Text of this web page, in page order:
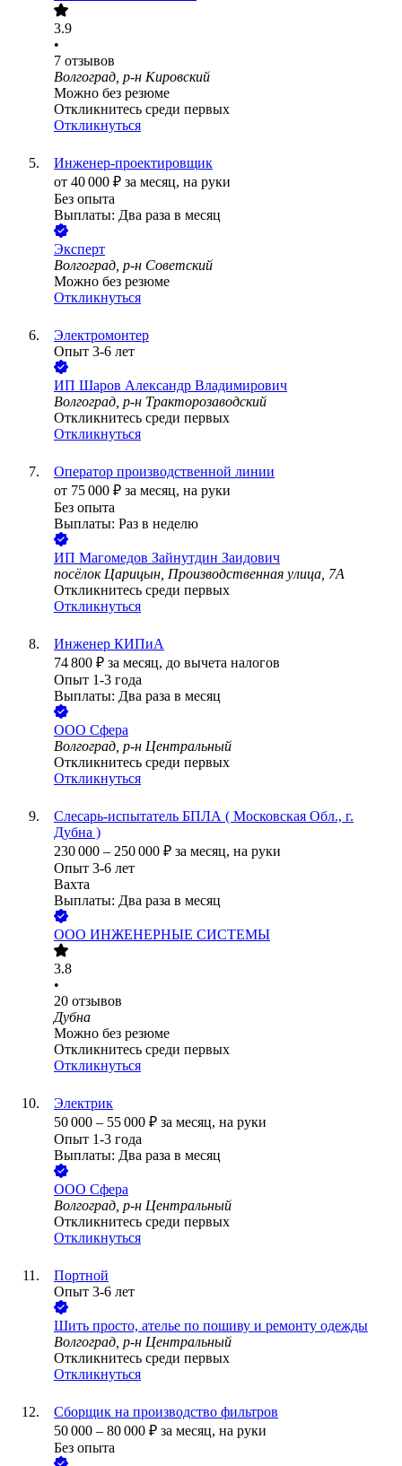
3.9
•
7 отзывов
Волгоград, р-н Кировский
Можно без резюме
Откликнитесь среди первых
Откликнуться
Инженер-проектировщик
от 40 000 ₽ за месяц, на руки
Без опыта
Выплаты: Два раза в месяц
Эксперт
Волгоград, р-н Советский
Можно без резюме
Откликнуться
Электромонтер
Опыт 3-6 лет
ИП Шаров Александр Владимирович
Волгоград, р-н Тракторозаводский
Откликнитесь среди первых
Откликнуться
Оператор производственной линии
от 75 000 ₽ за месяц, на руки
Без опыта
Выплаты: Раз в неделю
ИП Магомедов Зайнутдин Заидович
посёлок Царицын, Производственная улица, 7А
Откликнитесь среди первых
Откликнуться
Инженер КИПиА
74 800 ₽ за месяц, до вычета налогов
Опыт 1-3 года
Выплаты: Два раза в месяц
ООО Сфера
Волгоград, р-н Центральный
Откликнитесь среди первых
Откликнуться
Слесарь-испытатель БПЛА ( Московская Обл., г.
Дубна )
230 000 – 250 000 ₽ за месяц, на руки
Опыт 3-6 лет
Вахта
Выплаты: Два раза в месяц
ООО ИНЖЕНЕРНЫЕ СИСТЕМЫ
3.8
•
20 отзывов
Дубна
Можно без резюме
Откликнитесь среди первых
Откликнуться
Электрик
50 000 – 55 000 ₽ за месяц, на руки
Опыт 1-3 года
Выплаты: Два раза в месяц
ООО Сфера
Волгоград, р-н Центральный
Откликнитесь среди первых
Откликнуться
Портной
Опыт 3-6 лет
Шить просто, ателье по пошиву и ремонту одежды
Волгоград, р-н Центральный
Откликнитесь среди первых
Откликнуться
Сборщик на производство фильтров
50 000 – 80 000 ₽ за месяц, на руки
Без опыта